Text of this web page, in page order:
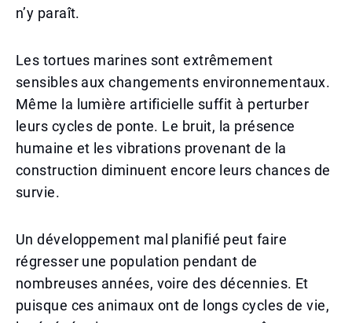
n’y paraît.
Les tortues marines sont extrêmement
sensibles aux changements environnementaux.
Même la lumière artificielle suffit à perturber
leurs cycles de ponte. Le bruit, la présence
humaine et les vibrations provenant de la
construction diminuent encore leurs chances de
survie.
Un développement mal planifié peut faire
régresser une population pendant de
nombreuses années, voire des décennies. Et
puisque ces animaux ont de longs cycles de vie,